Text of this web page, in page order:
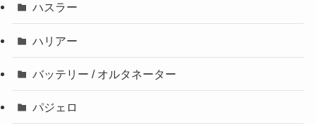
ハスラー
ハリアー
バッテリー / オルタネーター
パジェロ